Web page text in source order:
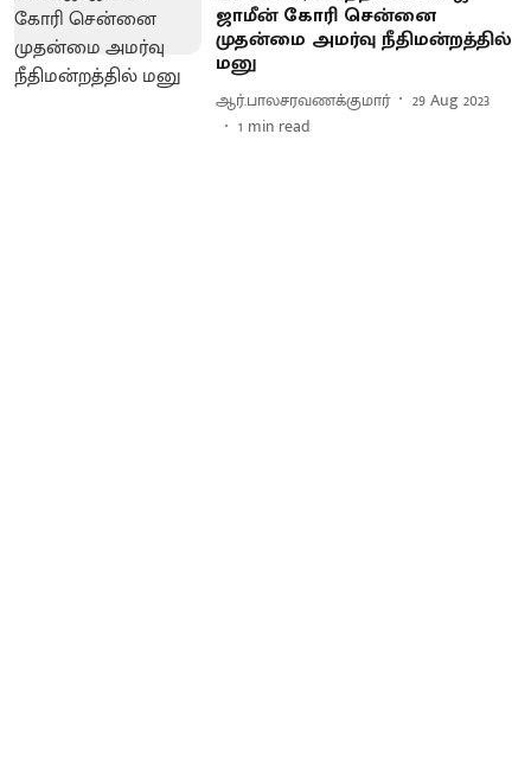
ஜாமீன் கோரி சென்னை
முதன்மை அமர்வு நீதிமன்றத்தில்
மனு
ஆர்.பாலசரவணக்குமார்
29 Aug 2023
1 min read